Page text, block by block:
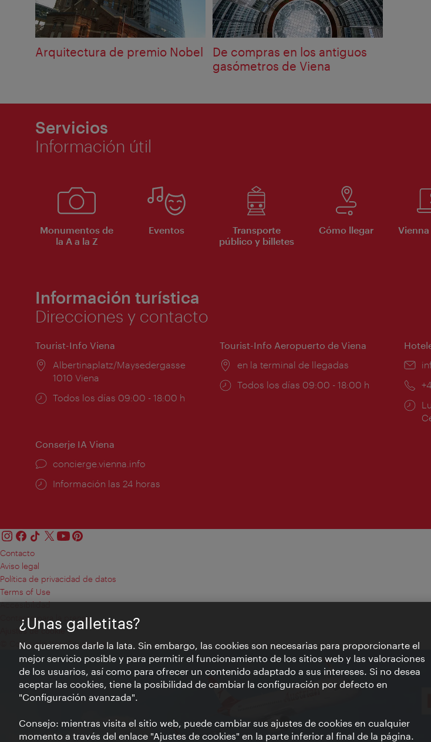
Arquitectura de premio Nobel
De compras en los antiguos
gasómetros de Viena
Servicios
Información útil
Monumentos de
la A a la Z
Eventos
Transporte
público y billetes
Cómo llegar
Información turística
Direcciones y contacto
Tourist-Info Viena
Lugar:
Albertinaplatz/Maysedergasse
1010 Viena
Horarios
Todos los días 09:00 - 18:00 h
Tourist-Info Aeropuerto de Viena
Lugar:
en la terminal de llegadas
Horarios
Todos los días 09:00 - 18:00 h
e-
Conserje IA Viena
concierge.vienna.info
Información las 24 horas
Contacto
Aviso legal
Política de privacidad de datos
Terms of Use
Accesibilidad
Contacto para la prensa
Ajustes de cookie
© Copyright WienTourismus
¿Unas galletitas?
No queremos darle la lata. Sin embargo, las cookies son necesarias para proporcionarte el
mejor servicio posible y para permitir el funcionamiento de los sitios web y las valoraciones
de los usuarios, así como para ofrecer un contenido adaptado a sus intereses. Si no desea
aceptar las cookies, tiene la posibilidad de cambiar la configuración por defecto en
"Configuración avanzada".
Consejo: mientras visita el sitio web, puede cambiar sus ajustes de cookies en cualquier
momento a través del enlace "Ajustes de cookies" en la parte inferior al final de la página.